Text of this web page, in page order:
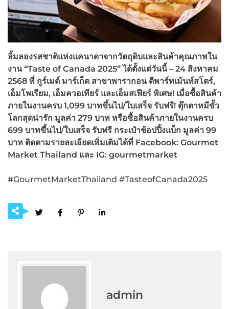
ลิ้มลองรสชาติแห่งแคนาดาจากวัตถุดิบและสินค้าคุณภาพใน
งาน “Taste of Canada 2025” ได้ตั้งแต่วันนี้ – 24 สิงหาคม
2568 ที่ กูร์เมต์ มาร์เก็ต สาขาพารากอน ดีพาร์ทเม้นท์สโตร์,
เอ็มโพเรียม, เอ็มควอเทียร์ และเอ็มสเฟียร์ พิเศษ! เมื่อซื้อสินค้า
ภายในงานครบ 1,099 บาทขึ้นไป/ใบเสร็จ รับฟรี! ตุ๊กตาหมีขั้ว
โลกสุดน่ารัก มูลค่า 279 บาท หรือซื้อสินค้าภายในงานครบ
699 บาทขึ้นไป/ใบเสร็จ รับฟรี กระเป๋าช้อปปิ้งแบ็ก มูลค่า 99
บาท ติดตามรายละเอียดเพิ่มเติมได้ที่ Facebook: Gourmet
Market Thailand และ IG: gourmetmarket
#GourmetMarketThailand #TasteofCanada2025
admin